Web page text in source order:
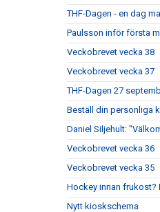
THF-Dagen - en dag
Paulsson inför första
Veckobrevet vecka 38
Veckobrevet vecka 37
THF-Dagen 27
Beställ din personliga
Daniel Siljehult:
Veckobrevet vecka 36
Veckobrevet vecka 35
Hockey innan frukost?
Nytt kioskschema